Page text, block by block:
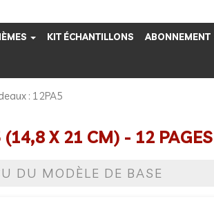
KIT ÉCHANTILLONS ABONNEMENT
: 12PA5
(14,8 X 21 CM) - 12 PAGES
DU MODÈLE DE BASE